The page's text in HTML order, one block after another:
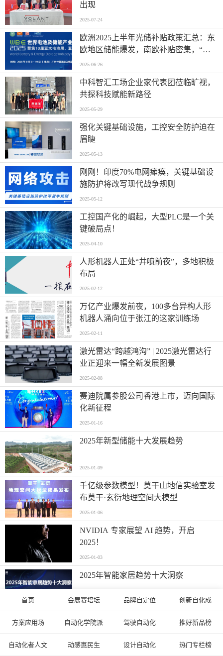
出现
2025-07-24
欧洲2025上半年光储补贴政策汇总：东
欧地区储能爆发，南欧补贴密集，“削
光补储”模式迅速扩张
2025-06-26
中科智汇工场企业家代表团莅临旷视，
共探科技赋能新路径
2025-05-29
强化关键基础设施，工控安全防护迫在
眉睫
2025-05-13
刚刚！印度70%电网瘫痪，关键基础设
施防护将改写现代战争规则
2025-05-12
工控国产化的崛起，大型PLC是一个关
键破局点！
2025-04-10
人形机器人正处“井喷前夜”，多地积极
布局
2025-02-12
万亿产业爆发前夜，100多台异构人形
机器人涌向位于张江的这家训练场
2025-02-11
激光雷达“跨越鸿沟” | 2025激光雷达行
业正迎来一幅全新发展图景
2025-02-08
赛迪院属参股公司香港上市，迈向国际
化新征程
2025-01-16
2025年新型储能十大发展趋势
2025-01-09
千亿级参数模型！莫干山地信实验室发
布莫干·玄衍地理空间大模型
2025-01-06
NVIDIA 专家展望 AI 趋势，开启
2025！
2025-01-03
2025年智能家居趋势十大洞察
2025-01-02
比亚迪成立未来实验室研发机器人：聚
2025-01-02
首页 会展赛培坛 品牌自定位 创新自化成
方案应用场 自动化学院派 驾驶自动化 推好新品榜
自动化者人文 动感惠民生 设计自动化 热门专栏榜